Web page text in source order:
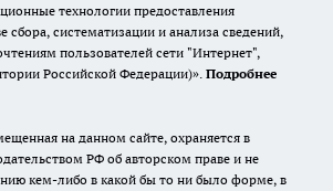
технологии предоставления
систематизации и анализа сведений,
пользователей сети "Интернет",
Российской Федерации)». Подробнее
на данном сайте, охраняется в
РФ об авторском праве и не
кем-либо в какой бы то ни было форме, в